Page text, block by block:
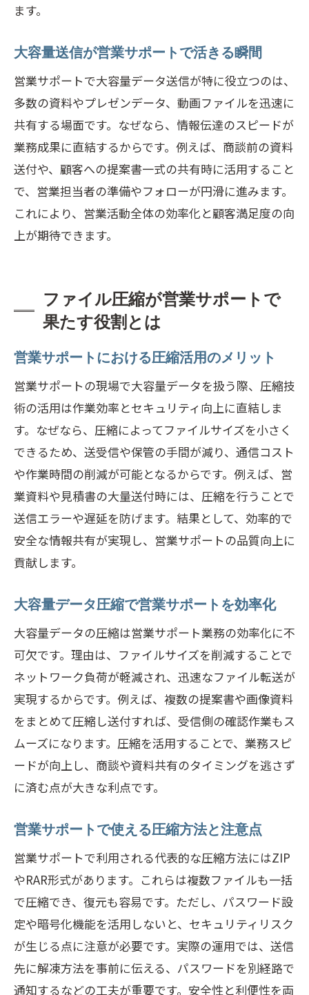
ます。
大容量送信が営業サポートで活きる瞬間
営業サポートで大容量データ送信が特に役立つのは、
多数の資料やプレゼンデータ、動画ファイルを迅速に
共有する場面です。なぜなら、情報伝達のスピードが
業務成果に直結するからです。例えば、商談前の資料
送付や、顧客への提案書一式の共有時に活用すること
で、営業担当者の準備やフォローが円滑に進みます。
これにより、営業活動全体の効率化と顧客満足度の向
上が期待できます。
ファイル圧縮が営業サポートで
果たす役割とは
営業サポートにおける圧縮活用のメリット
営業サポートの現場で大容量データを扱う際、圧縮技
術の活用は作業効率とセキュリティ向上に直結しま
す。なぜなら、圧縮によってファイルサイズを小さく
できるため、送受信や保管の手間が減り、通信コスト
や作業時間の削減が可能となるからです。例えば、営
業資料や見積書の大量送付時には、圧縮を行うことで
送信エラーや遅延を防げます。結果として、効率的で
安全な情報共有が実現し、営業サポートの品質向上に
貢献します。
大容量データ圧縮で営業サポートを効率化
大容量データの圧縮は営業サポート業務の効率化に不
可欠です。理由は、ファイルサイズを削減することで
ネットワーク負荷が軽減され、迅速なファイル転送が
実現するからです。例えば、複数の提案書や画像資料
をまとめて圧縮し送付すれば、受信側の確認作業もス
ムーズになります。圧縮を活用することで、業務スピ
ードが向上し、商談や資料共有のタイミングを逃さず
に済む点が大きな利点です。
営業サポートで使える圧縮方法と注意点
営業サポートで利用される代表的な圧縮方法にはZIP
やRAR形式があります。これらは複数ファイルも一括
で圧縮でき、復元も容易です。ただし、パスワード設
定や暗号化機能を活用しないと、セキュリティリスク
が生じる点に注意が必要です。実際の運用では、送信
先に解凍方法を事前に伝える、パスワードを別経路で
通知するなどの工夫が重要です。安全性と利便性を両